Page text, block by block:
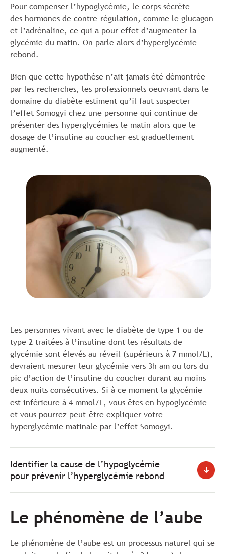
Pour compenser l’hypoglycémie, le corps sécrète
des hormones de contre-régulation, comme le glucagon
et l’adrénaline, ce qui a pour effet d’augmenter la
glycémie du matin. On parle alors d’hyperglycémie
rebond.
Bien que cette hypothèse n’ait jamais été démontrée
par les recherches, les professionnels oeuvrant dans le
domaine du diabète estiment qu’il faut suspecter
l’effet Somogyi chez une personne qui continue de
présenter des hyperglycémies le matin alors que le
dosage de l’insuline au coucher est graduellement
augmenté.
Les personnes vivant avec le diabète de type 1 ou de
type 2 traitées à l’insuline dont les résultats de
glycémie sont élevés au réveil (supérieurs à 7 mmol/L),
devraient mesurer leur glycémie vers 3h am ou lors du
pic d’action de l’insuline du coucher durant au moins
deux nuits consécutives. Si à ce moment la glycémie
est inférieure à 4 mmol/L, vous êtes en hypoglycémie
et vous pourrez peut-être expliquer votre
hyperglycémie matinale par l’effet Somogyi.
Identifier la cause de l’hypoglycémie
pour prévenir l’hyperglycémie rebond
Le phénomène de l’aube
Le phénomène de l’aube est un processus naturel qui se